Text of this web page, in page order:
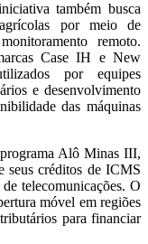
também busca
por meio de
remoto.
Case IH e New
por equipes
e desenvolvimento
das máquinas
Alô Minas III,
seus créditos de ICMS
telecomunicações. O
móvel em regiões
para financiar